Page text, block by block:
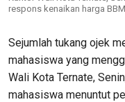
respons kenaikan harga
Sejumlah tukang ojek
mahasiswa yang
Wali Kota Ternate,
mahasiswa menuntut